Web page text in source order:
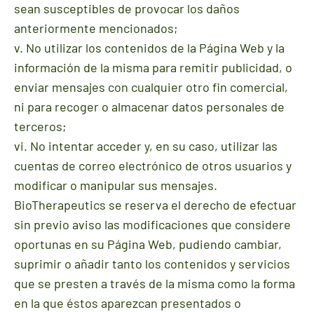
sean susceptibles de provocar los daños
anteriormente mencionados;
v. No utilizar los contenidos de la Página Web y la
información de la misma para remitir publicidad, o
enviar mensajes con cualquier otro fin comercial,
ni para recoger o almacenar datos personales de
terceros;
vi. No intentar acceder y, en su caso, utilizar las
cuentas de correo electrónico de otros usuarios y
modificar o manipular sus mensajes.
BioTherapeutics se reserva el derecho de efectuar
sin previo aviso las modificaciones que considere
oportunas en su Página Web, pudiendo cambiar,
suprimir o añadir tanto los contenidos y servicios
que se presten a través de la misma como la forma
en la que éstos aparezcan presentados o